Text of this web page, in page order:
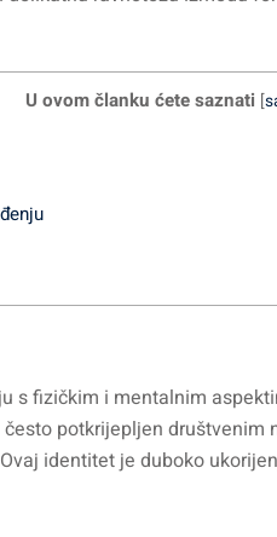
U ovom članku ćete saznati [
s fizičkim i mentalnim
potkrijepljen
identitet je duboko